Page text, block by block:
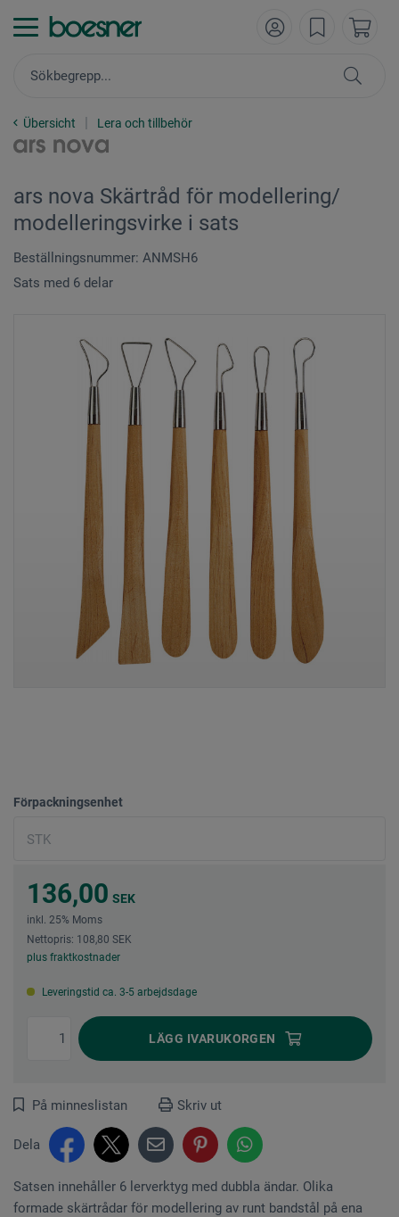
Übersicht Lera och tillbehör
ars nova Skärtråd för modellering/
modelleringsvirke i sats
Beställningsnummer: ANMSH6
Sats med 6 delar
Förpackningsenhet
136,00 SEK
inkl. 25% Moms
Nettopris: 108,80 SEK
plus fraktkostnader
Leveringstid ca. 3-5 arbejdsdage
LÄGG IVARUKORGEN
På minneslistan Skriv ut
Dela
Satsen innehåller 6 lerverktyg med dubbla ändar. Olika
formade skärtrådar för modellering av runt bandstål på ena